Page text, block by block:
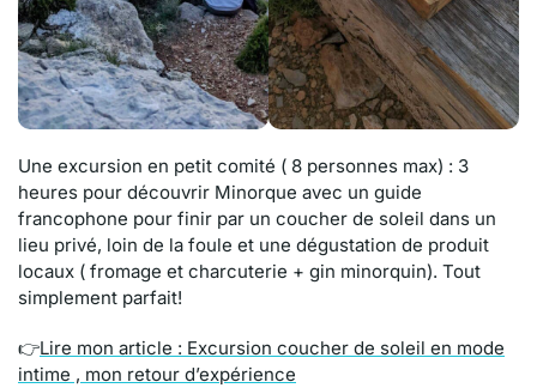
Une excursion en petit comité ( 8 personnes max) : 3
heures pour découvrir Minorque avec un guide
francophone pour finir par un coucher de soleil dans un
lieu privé, loin de la foule et une dégustation de produit
locaux ( fromage et charcuterie + gin minorquin). Tout
simplement parfait!
👉Lire mon article : Excursion coucher de soleil en mode
intime , mon retour d’expérience